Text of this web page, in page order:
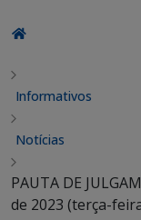
Informativos
Notícias
PAUTA DE
de 2023 (terça-